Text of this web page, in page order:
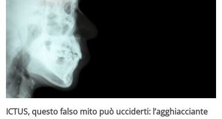
ICTUS, questo falso mito può ucciderti: l’agghiacciante